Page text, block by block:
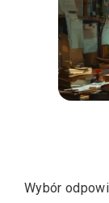
Wybór